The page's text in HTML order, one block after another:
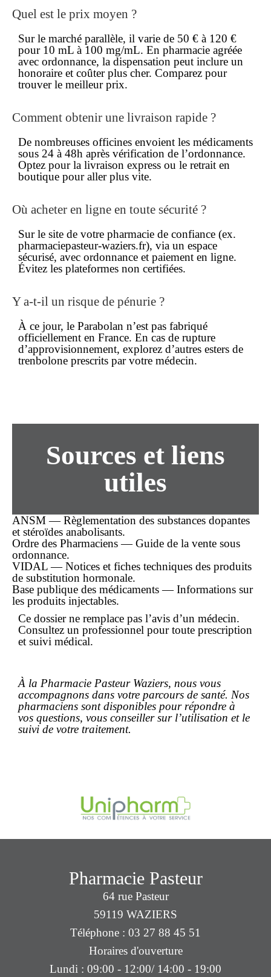
Quel est le prix moyen ?
Sur le marché parallèle, il varie de 50 € à 120 €
pour 10 mL à 100 mg/mL. En pharmacie agréée
avec ordonnance, la dispensation peut inclure un
honoraire et coûter plus cher. Comparez pour
trouver le meilleur prix.
Comment obtenir une livraison rapide ?
De nombreuses officines envoient les médicaments
sous 24 à 48h après vérification de l’ordonnance.
Optez pour la livraison express ou le retrait en
boutique pour aller plus vite.
Où acheter en ligne en toute sécurité ?
Sur le site de votre pharmacie de confiance (ex.
pharmaciepasteur-waziers.fr), via un espace
sécurisé, avec ordonnance et paiement en ligne.
Évitez les plateformes non certifiées.
Y a-t-il un risque de pénurie ?
À ce jour, le Parabolan n’est pas fabriqué
officiellement en France. En cas de rupture
d’approvisionnement, explorez d’autres esters de
trenbolone prescrits par votre médecin.
Sources et liens
utiles
ANSM — Règlementation des substances dopantes
et stéroïdes anabolisants.
Ordre des Pharmaciens — Guide de la vente sous
ordonnance.
VIDAL — Notices et fiches techniques des produits
de substitution hormonale.
Base publique des médicaments — Informations sur
les produits injectables.
Ce dossier ne remplace pas l’avis d’un médecin.
Consultez un professionnel pour toute prescription
et suivi médical.
À la Pharmacie Pasteur Waziers, nous vous
accompagnons dans votre parcours de santé. Nos
pharmaciens sont disponibles pour répondre à
vos questions, vous conseiller sur l’utilisation et le
suivi de votre traitement.
Pharmacie Pasteur
64 rue Pasteur
59119 WAZIERS
Téléphone : 03 27 88 45 51
Horaires d'ouverture
Lundi : 09:00 - 12:00/ 14:00 - 19:00